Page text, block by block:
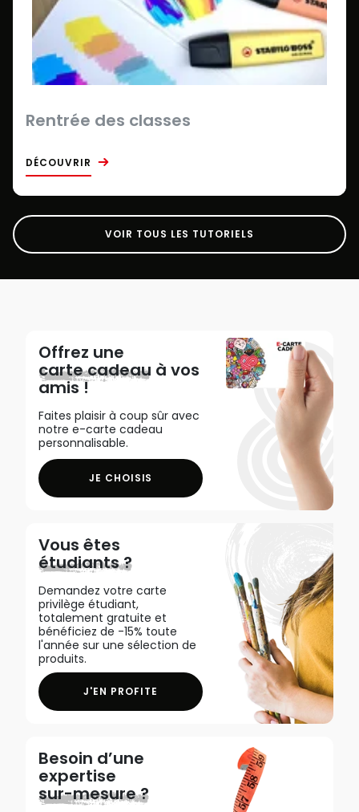
Rentrée des classes
DÉCOUVRIR
VOIR TOUS LES TUTORIELS
Offrez une
carte cadeau à vos
amis !
Faites plaisir à coup sûr avec
notre e-carte cadeau
personnalisable.
JE CHOISIS
Vous êtes
étudiants ?
Demandez votre carte
privilège étudiant,
totalement gratuite et
bénéficiez de -15% toute
l'année sur une sélection de
produits.
J'EN PROFITE
Besoin d’une
expertise
sur-mesure ?